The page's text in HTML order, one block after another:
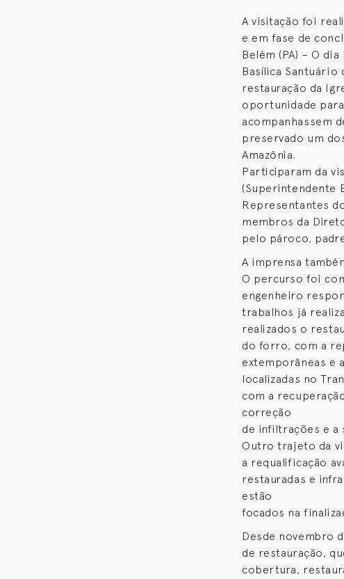
A visitação foi
e em fase de
Belém (PA) – O
Basílica Santuário
restauração da
oportunidade
acompanhassem
preservado um
Amazônia.
Participaram da
(Superintendente
Representantes
membros da
pelo pároco,
A imprensa
O percurso foi
engenheiro
trabalhos já
realizados o
do forro, com a
extemporâneas e
localizadas no
com a
correção
de infiltrações e a
Outro trajeto da
a requalificação
restauradas e
estão
focados na
Desde novembro
de restauração,
cobertura,